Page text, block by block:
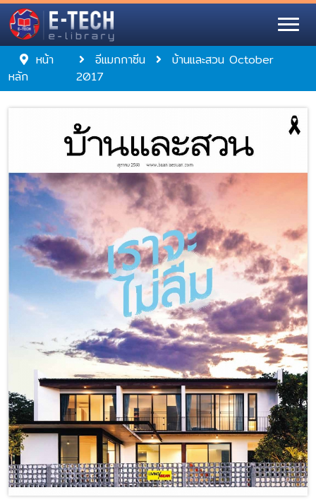
หน้า
หลัก
อีแมกกาซีน
บ้านและสวน October
2017